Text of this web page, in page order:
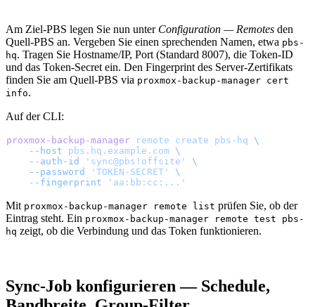
Am Ziel-PBS legen Sie nun unter Configuration — Remotes den
Quell-PBS an. Vergeben Sie einen sprechenden Namen, etwa pbs-
hq. Tragen Sie Hostname/IP, Port (Standard 8007), die Token-ID
und das Token-Secret ein. Den Fingerprint des Server-Zertifikats
finden Sie am Quell-PBS via proxmox-backup-manager cert
info.
Auf der CLI:
proxmox-backup-manager remote create pbs-hq \
    --host
pbs.hq.example.com \
    --auth-id
'sync@pbs!offsite'
\
    --password
'TOKEN-SECRET'
\
    --fingerprint
'aa:bb:cc:...'
Mit proxmox-backup-manager remote list prüfen Sie, ob der
Eintrag steht. Ein proxmox-backup-manager remote test pbs-
hq zeigt, ob die Verbindung und das Token funktionieren.
Sync-Job konfigurieren — Schedule,